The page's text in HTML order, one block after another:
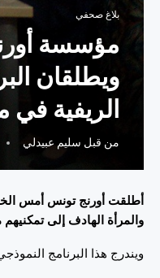
بلاغ صحفي
مؤسسة
الريفية
من قبل سليم عبيدلي
أطلقت أورنج تونس أمس
و المرأة الهادف إلى تمكنيهم
ويندرج هذا البرنامج